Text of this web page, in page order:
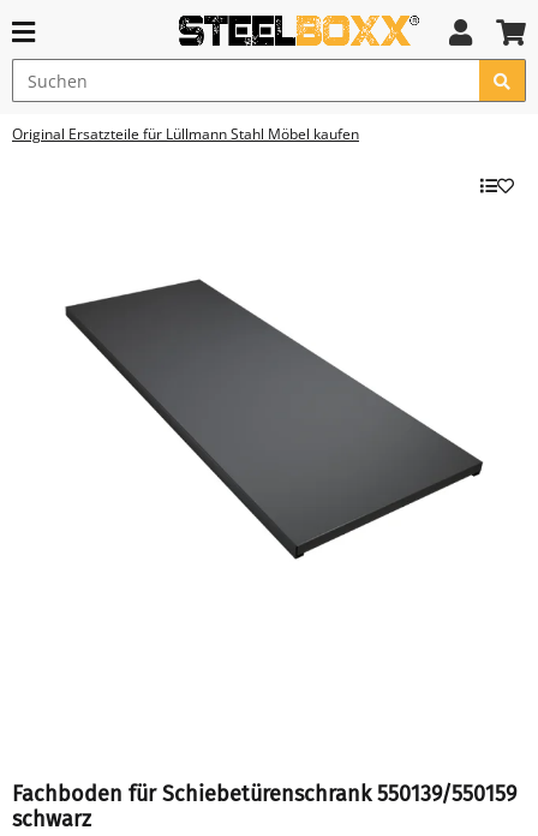
Original Ersatzteile für Lüllmann Stahl Möbel kaufen
Fachboden für Schiebetürenschrank 550139/550159
schwarz